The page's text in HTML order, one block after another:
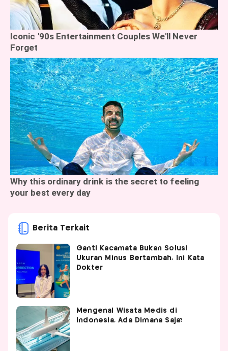
Berita Terkait
Ganti Kacamata Bukan Solusi
Ukuran Minus Bertambah, Ini Kata
Dokter
Mengenal Wisata Medis di
Indonesia, Ada Dimana Saja?